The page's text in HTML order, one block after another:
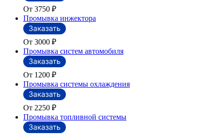
От 3750 ₽
Промывка инжектора
От 3000 ₽
Промывка систем автомобиля
От 1200 ₽
Промывка системы охлаждения
От 2250 ₽
Промывка топливной системы